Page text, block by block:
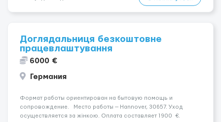
Доглядальниця безкоштовне
працевлаштування
6000 €
Германия
Формат работы ориентирован на бытовую помощь и
сопровождение. Место работы — Hannover, 30657. Уход
осуществляется за жінкою. Оплата составляет 1900 €.